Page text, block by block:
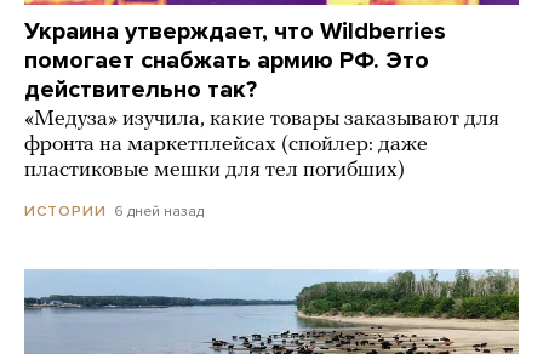
Украина утверждает, что Wildberries
помогает снабжать армию РФ. Это
действительно так?
«Медуза» изучила, какие товары заказывают для
фронта на маркетплейсах (спойлер: даже
пластиковые мешки для тел погибших)
ИСТОРИИ 6 дней назад